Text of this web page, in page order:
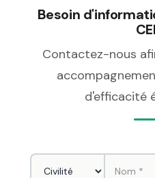
Besoin
Contactez-nous
d'efficacité